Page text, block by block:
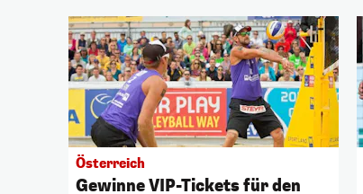
Österreich
Gewinne VIP-Tickets für den